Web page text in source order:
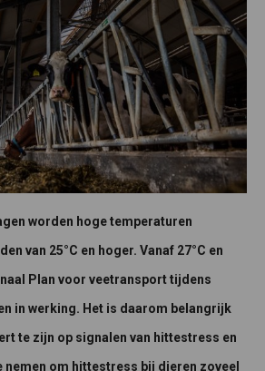
worden hoge temperaturen
van 25°C en hoger. Vanaf 27°C en
Plan voor veetransport tijdens
in werking. Het is daarom belangrijk
te zijn op signalen van hittestress en
om hittestress bij dieren zoveel